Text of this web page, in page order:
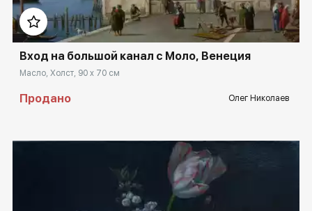
Вход на большой канал с Моло, Венеция
Масло, Холст, 90 x 70 см
Продано Олег Николаев